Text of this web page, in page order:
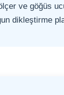
ve göğüs
dikleştirme